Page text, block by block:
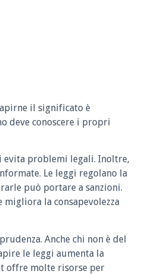
il significato è
deve conoscere i propri
evita problemi legali. Inoltre,
Le leggi regolano la
può portare a sanzioni.
la consapevolezza
Anche chi non è del
le leggi aumenta la
offre molte risorse per